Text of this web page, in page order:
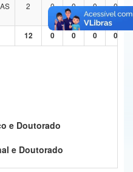
Humanos
2 0 0 0 0
12 0 0 0 0
e Doutorado
e Doutorado